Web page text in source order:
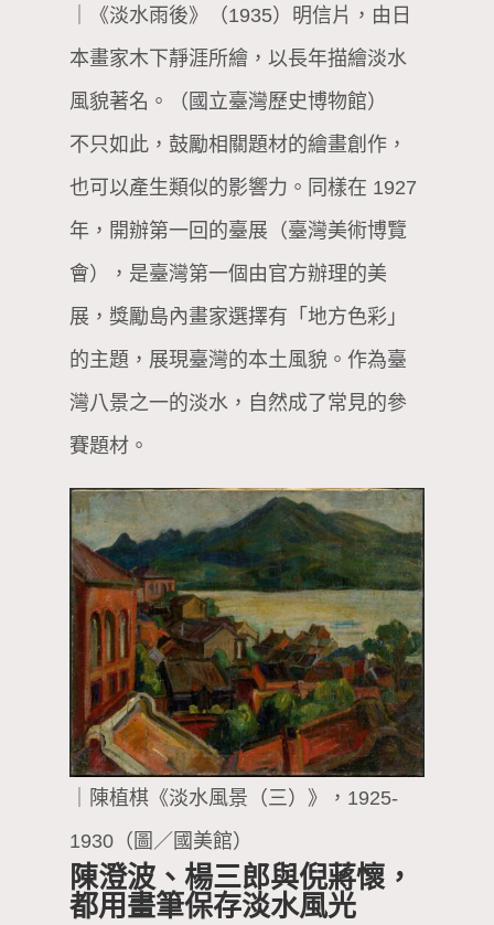
｜《淡水雨後》（1935）明信片，由日
本畫家木下靜涯所繪，以長年描繪淡水
風貌著名。（國立臺灣歷史博物館）
不只如此，鼓勵相關題材的繪畫創作，
也可以產生類似的影響力。同樣在 1927
年，開辦第一回的臺展（臺灣美術博覽
會），是臺灣第一個由官方辦理的美
展，獎勵島內畫家選擇有「地方色彩」
的主題，展現臺灣的本土風貌。作為臺
灣八景之一的淡水，自然成了常見的參
賽題材。
｜陳植棋《淡水風景（三）》，1925-
1930（圖／國美館）
陳澄波、楊三郎與倪蔣懷，
都用畫筆保存淡水風光